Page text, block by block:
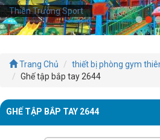
Thiên Trường Sport
Trang Chủ
thiết bị phòng gym
Ghế tập bắp tay 2644
GHẾ TẬP BẮP TAY 2644